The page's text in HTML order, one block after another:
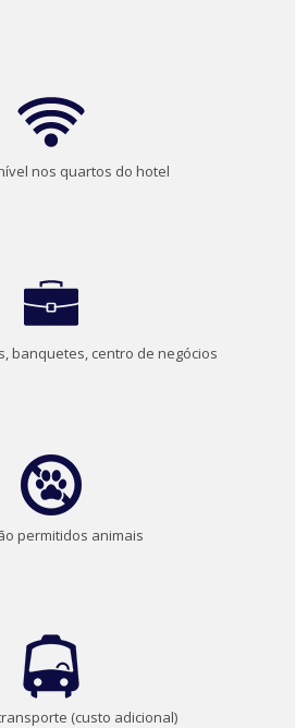
nos quartos do hotel
banquetes, centro de negócios
permitidos animais
(custo adicional)